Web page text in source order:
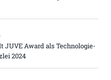
JUVE Award als Technologie-
2024